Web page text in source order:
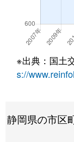
※出典：国土
s://
静岡県の市区